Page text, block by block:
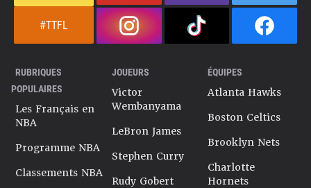
#TTFL
RUBRIQUES
POPULAIRES
Les Français en
NBA
Programme NBA
Classements NBA
JOUEURS
Victor
Wembanyama
LeBron James
Stephen Curry
Rudy Gobert
ÉQUIPES
Atlanta Hawks
Boston Celtics
Brooklyn Nets
Charlotte
Hornets